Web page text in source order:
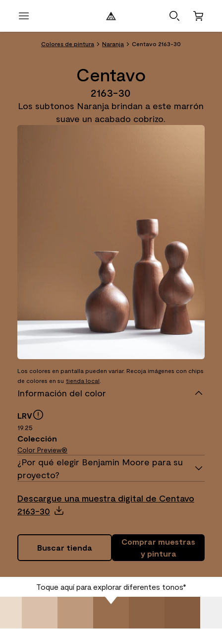
Colores de pintura Naranja Centavo 2163-30
Centavo
2163-30
Los subtonos Naranja brindan a este marrón
suave un acabado cobrizo.
Los colores en pantalla pueden variar. Recoja imágenes con chips
de colores en su tienda local
Información del color
LRV
19.25
Colección
Color Preview®
¿Por qué elegir Benjamin Moore para su
proyecto?
Descargue una muestra digital de Centavo
2163-30
Buscar tienda
Comprar muestras
y pintura
Toque aquí para explorar diferentes tonos*